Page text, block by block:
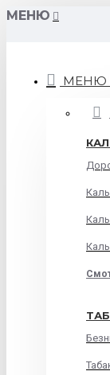
МЕНЮ
МЕНЮ